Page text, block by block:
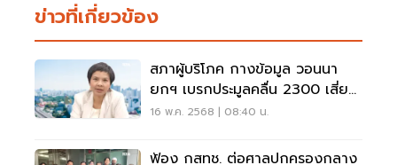
ข่าวที่เกี่ยวข้อง
สภาผู้บริโภค กางข้อมูล วอนนา
ยกฯ เบรกประมูลคลื่น 2300 เสี่ยง
ผูกขาด
16 พ.ค. 2568 | 08:40 น.
ฟ้อง กสทช. ต่อศาลปกครองกลาง